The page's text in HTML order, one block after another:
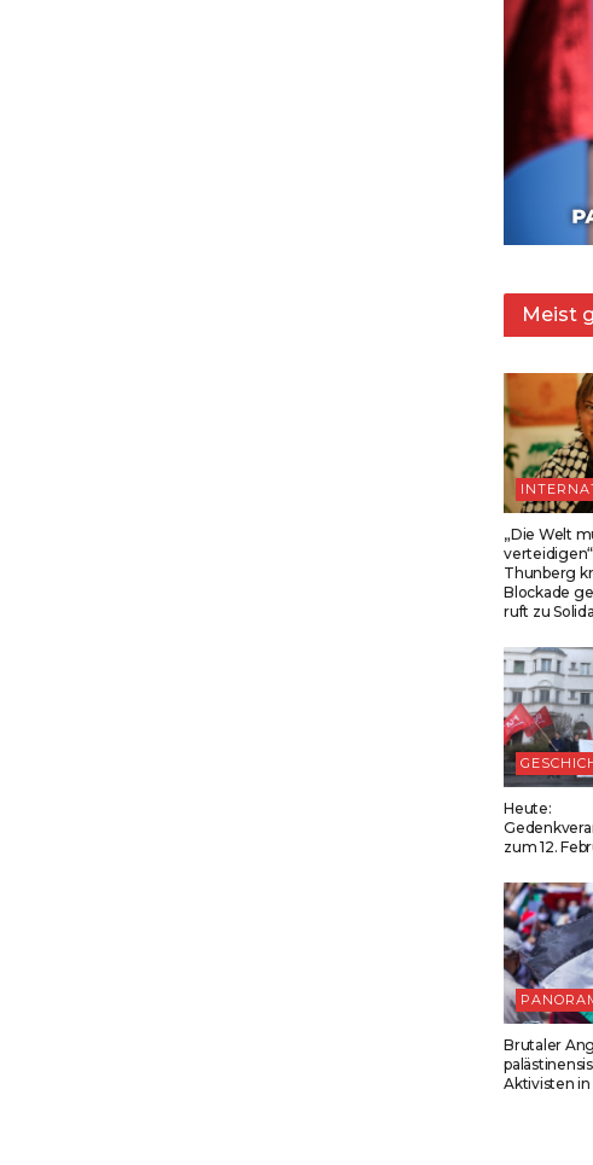
Meist
„Die Welt
Thunberg
Blockade
ruft zu
Heute:
zum 12.
Brutaler
Aktivisten